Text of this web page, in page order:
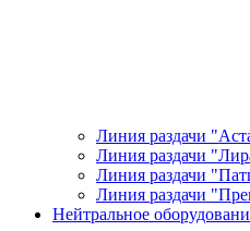
Линия раздачи
Линия раздачи
Линия раздачи
Линия раздачи
Нейтральное